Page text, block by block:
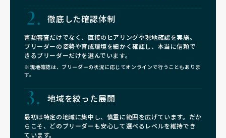
徹底した確認体制
書類審査だけでなく、直接のヒアリングや現地確認を実施。
ブリーダーの姿勢や育成環境を細かく確認し、本当に信頼で
きるブリーダーだけを選んでいます。
※現地確認は、ブリーダーの状況に応じてオンラインで行うこともありま
す。
地域を絞った展開
最初は特定の地域に集中し、慎重に範囲を広げています。だか
らこそ、どのブリーダーも安心して選べるレベルを維持でき
ています。